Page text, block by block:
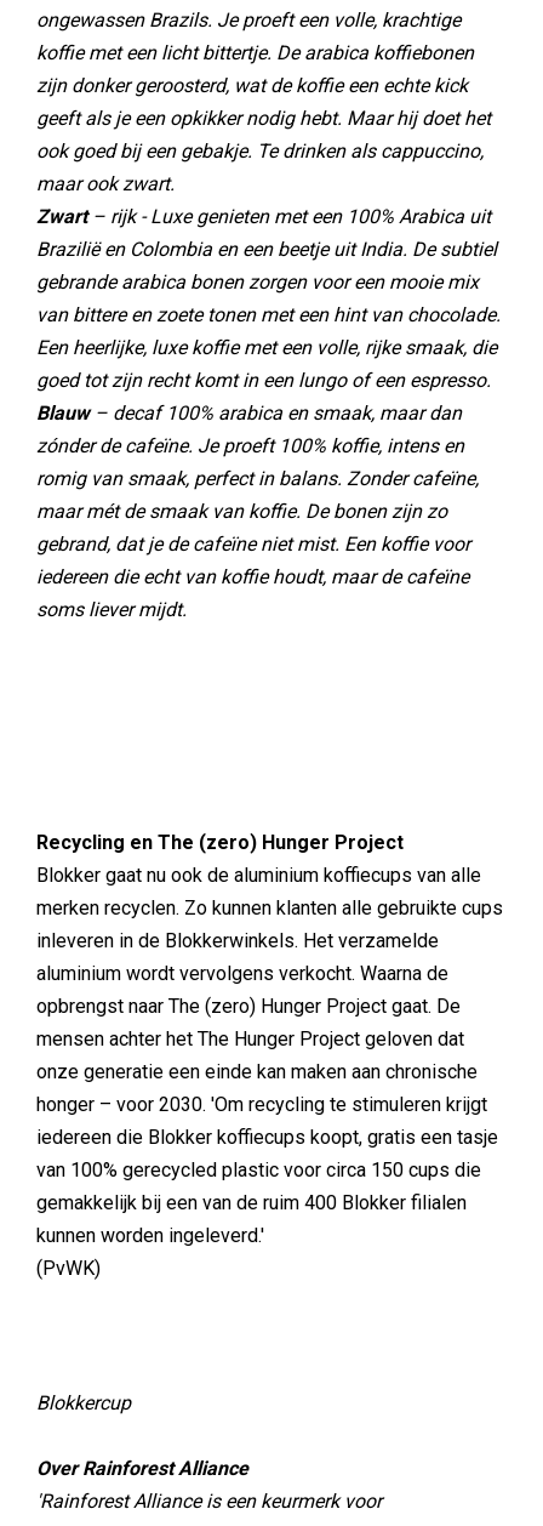
ongewassen Brazils. Je proeft een volle, krachtige
koffie met een licht bittertje. De arabica koffiebonen
zijn donker geroosterd, wat de koffie een echte kick
geeft als je een opkikker nodig hebt. Maar hij doet het
ook goed bij een gebakje. Te drinken als cappuccino,
maar ook zwart.
Zwart – rijk - Luxe genieten met een 100% Arabica uit
Brazilië en Colombia en een beetje uit India. De subtiel
gebrande arabica bonen zorgen voor een mooie mix
van bittere en zoete tonen met een hint van chocolade.
Een heerlijke, luxe koffie met een volle, rijke smaak, die
goed tot zijn recht komt in een lungo of een espresso.
Blauw– decaf 100% arabica en smaak, maar dan
zónder de cafeïne. Je proeft 100% koffie, intens en
romig van smaak, perfect in balans. Zonder cafeïne,
maar mét de smaak van koffie. De bonen zijn zo
gebrand, dat je de cafeïne niet mist. Een koffie voor
iedereen die echt van koffie houdt, maar de cafeïne
soms liever mijdt.
Recycling en The (zero) Hunger Project
Blokker gaat nu ook de aluminium koffiecups van alle
merken recyclen. Zo kunnen klanten alle gebruikte cups
inleveren in de Blokkerwinkels. Het verzamelde
aluminium wordt vervolgens verkocht. Waarna de
opbrengst naar The (zero) Hunger Project gaat. De
mensen achter het The Hunger Project geloven dat
onze generatie een einde kan maken aan chronische
honger – voor 2030. 'Om recycling te stimuleren krijgt
iedereen die Blokker koffiecups koopt, gratis een tasje
van 100% gerecycled plastic voor circa 150 cups die
gemakkelijk bij een van de ruim 400 Blokker filialen
kunnen worden ingeleverd.'
(PvWK)
Blokkercup
Over Rainforest Alliance
'Rainforest Alliance is een keurmerk voor